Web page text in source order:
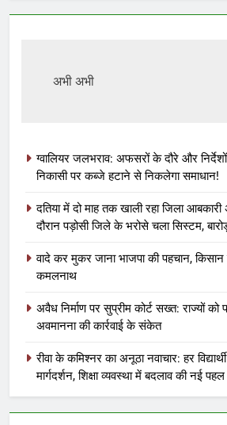
अभी अभी
ग्वालियर जलभराव: अफसरों के दौरे और
निकासी पर कब्जे हटाने से निकलेगा समाधान!
दतिया में दो माह तक खाली रहा जिला
दौरान पड़ोसी जिले के भरोसे चला सिस्टम,
वादे कर मुकर जाना भाजपा की पहचान,
कमलनाथ
अवैध निर्माण पर सुप्रीम कोर्ट सख्त: राज्यों को
अवमानना की कार्रवाई के संकेत
रीवा के कमिश्नर का अनूठा नवाचार: हर
मार्गदर्शन, शिक्षा व्यवस्था में बदलाव की नई पहल